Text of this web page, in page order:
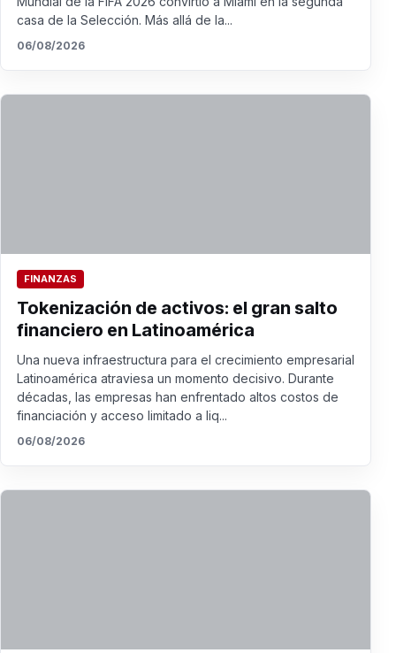
casa de la Selección. Más allá de la...
06/08/2026
FINANZAS
Tokenización de activos: el gran salto
financiero en Latinoamérica
Una nueva infraestructura para el crecimiento empresarial
Latinoamérica atraviesa un momento decisivo. Durante
décadas, las empresas han enfrentado altos costos de
financiación y acceso limitado a liq...
06/08/2026